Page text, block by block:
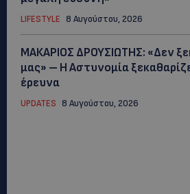
LIFESTYLE 8 Αυγούστου, 2026
ΜΑΚΑΡΙΟΣ ΔΡΟΥΣΙΩΤΗΣ: «Δεν
μας» – Η Αστυνομία
έρευνα
UPDATES 8 Αυγούστου, 2026